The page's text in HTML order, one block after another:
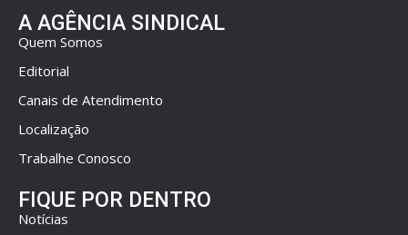
A AGÊNCIA SINDICAL
Quem Somos
Editorial
Canais de Atendimento
Localização
Trabalhe Conosco
FIQUE POR DENTRO
Notícias